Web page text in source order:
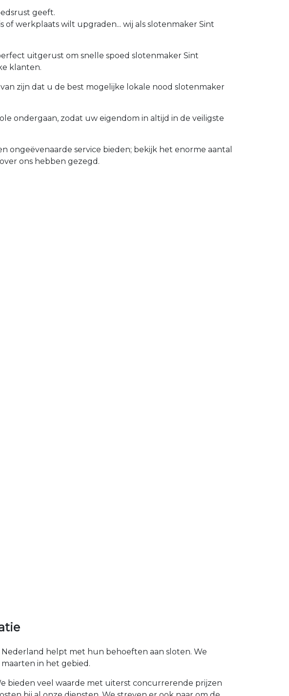
geeft.
werkplaats wilt upgraden... wij als slotenmaker Sint
uitgerust om snelle spoed slotenmaker Sint
klanten.
zijn dat u de best mogelijke lokale nood slotenmaker
ondergaan, zodat uw eigendom in altijd in de veiligste
ongeëvenaarde service bieden; bekijk het enorme aantal
ons hebben gezegd.
helpt met hun behoeften aan sloten. We
in het gebied.
bieden veel waarde met uiterst concurrerende prijzen